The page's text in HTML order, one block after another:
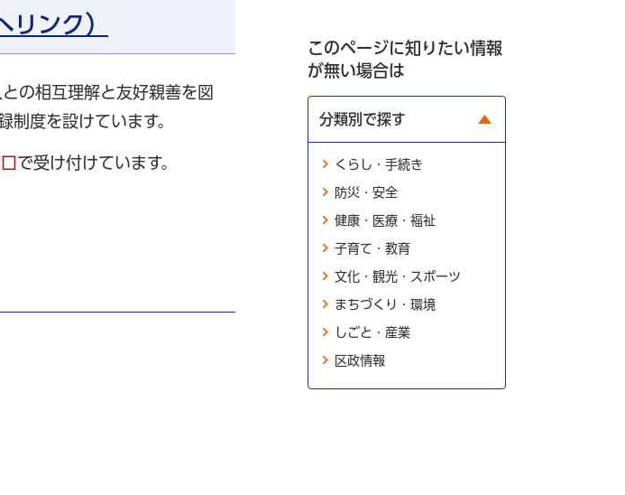
ンク）
の相互理解と友好親善を図
制度を設けています。
で受け付けています。
このページに知りたい情報
が無い場合は
分類別で探す
くらし・手続き
防災・安全
健康・医療・福祉
子育て・教育
文化・観光・スポーツ
まちづくり・環境
しごと・産業
区政情報